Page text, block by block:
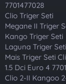
7701477028
Clio Triger Seti
Megane II Triger
Kango Triger Seti
Laguna Triger Seti
Mais Triger Seti
1.5 Dci Euro 4
Clio 2-II Kangoo